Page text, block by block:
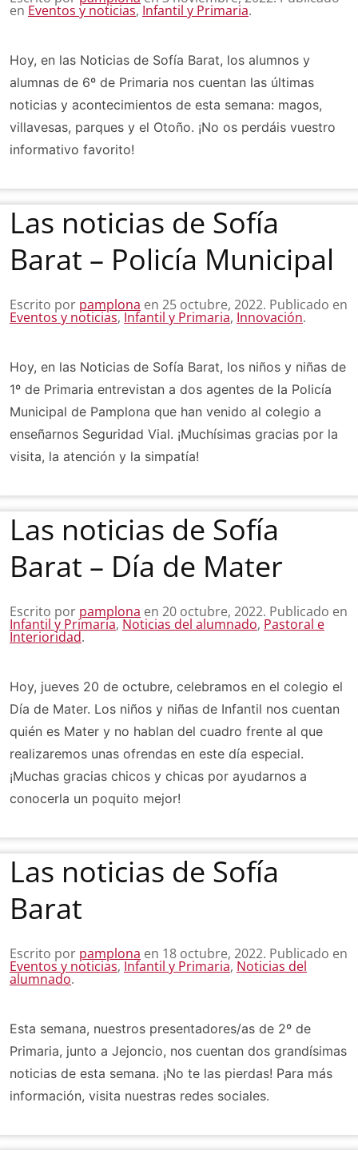
en Eventos y noticias, Infantil y Primaria.
Hoy, en las Noticias de Sofía Barat, los alumnos y
alumnas de 6º de Primaria nos cuentan las últimas
noticias y acontecimientos de esta semana: magos,
villavesas, parques y el Otoño. ¡No os perdáis vuestro
informativo favorito!
Las noticias de Sofía
Barat – Policía Municipal
Escrito por pamplona en 25 octubre, 2022. Publicado en
Eventos y noticias, Infantil y Primaria, Innovación.
Hoy, en las Noticias de Sofía Barat, los niños y niñas de
1º de Primaria entrevistan a dos agentes de la Policía
Municipal de Pamplona que han venido al colegio a
enseñarnos Seguridad Vial. ¡Muchísimas gracias por la
visita, la atención y la simpatía!
Las noticias de Sofía
Barat – Día de Mater
Escrito por pamplona en 20 octubre, 2022. Publicado en
Infantil y Primaria, Noticias del alumnado, Pastoral e
Interioridad.
Hoy, jueves 20 de octubre, celebramos en el colegio el
Día de Mater. Los niños y niñas de Infantil nos cuentan
quién es Mater y no hablan del cuadro frente al que
realizaremos unas ofrendas en este día especial.
¡Muchas gracias chicos y chicas por ayudarnos a
conocerla un poquito mejor!
Las noticias de Sofía
Barat
Escrito por pamplona en 18 octubre, 2022. Publicado en
Eventos y noticias, Infantil y Primaria, Noticias del
alumnado.
Esta semana, nuestros presentadores/as de 2º de
Primaria, junto a Jejoncio, nos cuentan dos grandísimas
noticias de esta semana. ¡No te las pierdas! Para más
información, visita nuestras redes sociales.